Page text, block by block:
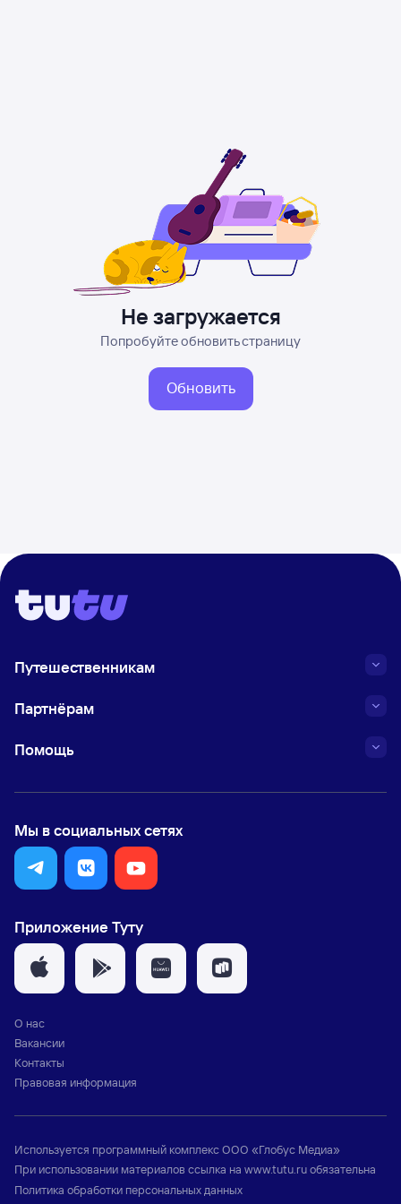
Не загружается
Попробуйте обновить страницу
Обновить
Путешественникам
Партнёрам
Помощь
Мы в социальных сетях
Приложение Туту
О нас
Вакансии
Контакты
Правовая информация
Используется программный комплексООО «Глобус Медиа»
При использовании материалов ссылка на www.tutu.ruобязательна
Политика обработки персональных данных